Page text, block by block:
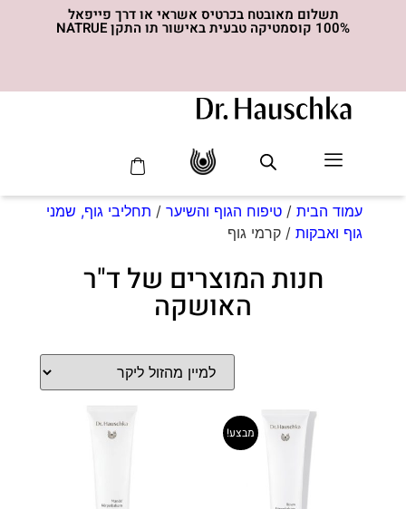
תשלום מאובטח בכרטיס אשראי או דרך פייפאל
100% קוסמטיקה טבעית באישור תו התקן NATRUE
עמוד הבית /טיפוח הגוף והשיער / תחליבי גוף, שמני
גוף ואבקות / קרמי גוף
חנות המוצרים של ד"ר
האושקה
מבצע!